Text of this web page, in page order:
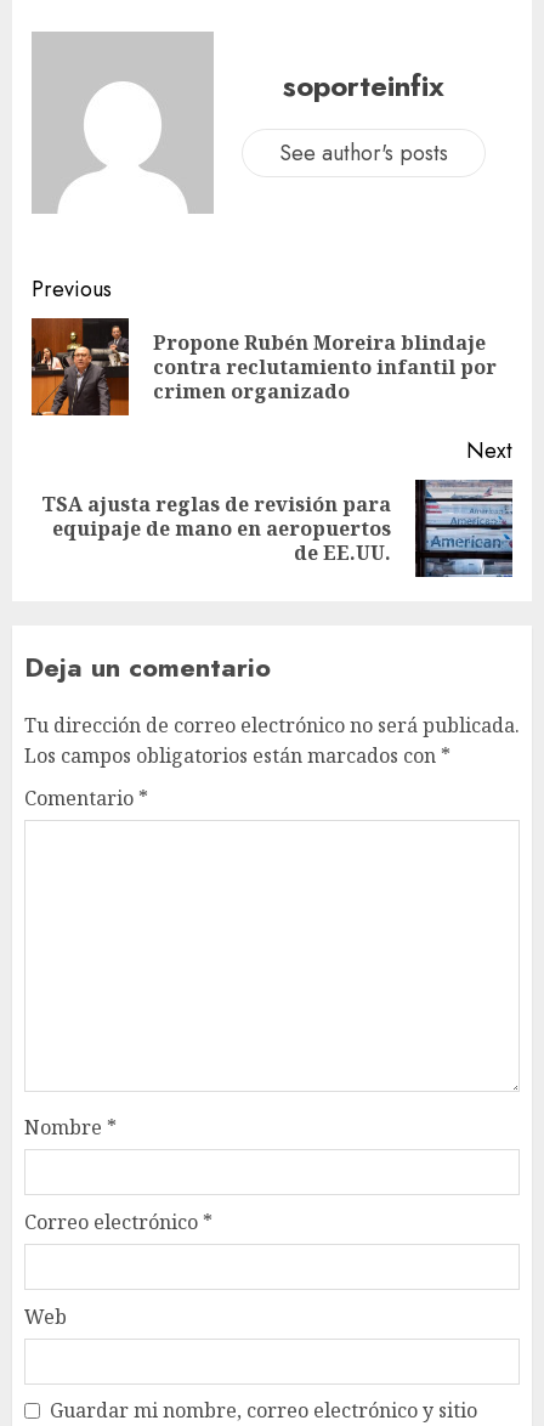
soporteinfix
See author's posts
Previous
Propone Rubén Moreira blindaje
contra reclutamiento infantil por
crimen organizado
Next
TSA ajusta reglas de revisión para
equipaje de mano en aeropuertos
de EE.UU.
Deja un comentario
Tu dirección de correo electrónico no será publicada.
Los campos obligatorios están marcados con *
Comentario *
Nombre *
Correo electrónico *
Web
Guardar mi nombre, correo electrónico y sitio